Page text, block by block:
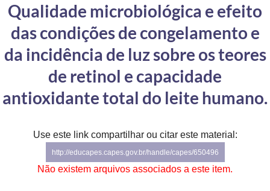
Controladoria-Geral da União
Ministério da Mulher, da Família e dos Direitos Humanos
Secretaria-Geral
Secretaria de Governo
Gabinete de Segurança Institucional
Qualidade microbiológica e efeito
das condições de congelamento e
da incidência de luz sobre os teores
de retinol e capacidade
antioxidante total do leite humano.
Use este link compartilhar ou citar este material:
http://educapes.capes.gov.br/handle/capes/650496
Não existem arquivos associados a este item.